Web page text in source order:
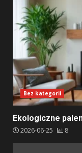
Bez kategorii
Ekologiczne
2026-06-25 8